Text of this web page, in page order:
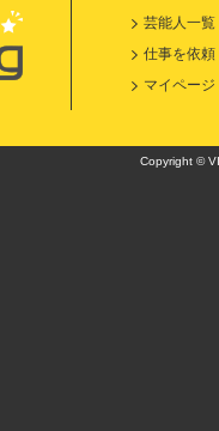
芸能人一覧
仕事を依頼
マイページ
Copyright ©